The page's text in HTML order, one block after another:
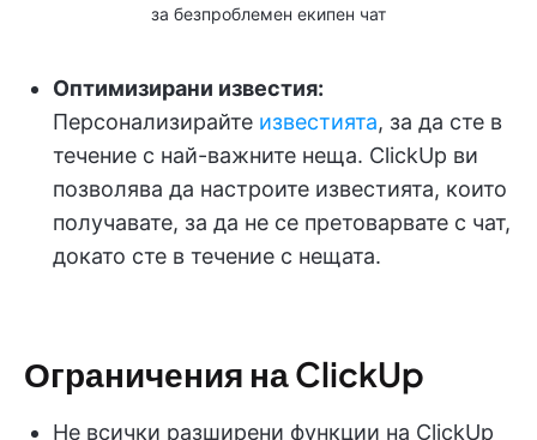
за безпроблемен екипен чат
Оптимизирани известия:
Персонализирайте известията, за да сте в
течение с най-важните неща. ClickUp ви
позволява да настроите известията, които
получавате, за да не се претоварвате с чат,
докато сте в течение с нещата.
Ограничения на ClickUp
Не всички разширени функции на ClickUp